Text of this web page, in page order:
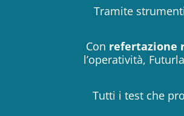
Tramite
Con refertazione
l’operatività,
Tutti i test che